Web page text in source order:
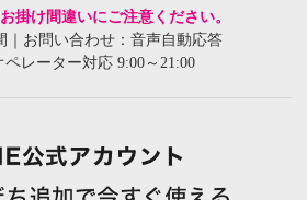
掛け間違いにご注意ください。
｜お問い合わせ：音声自動応答
ペレーター対応 9:00～21:00